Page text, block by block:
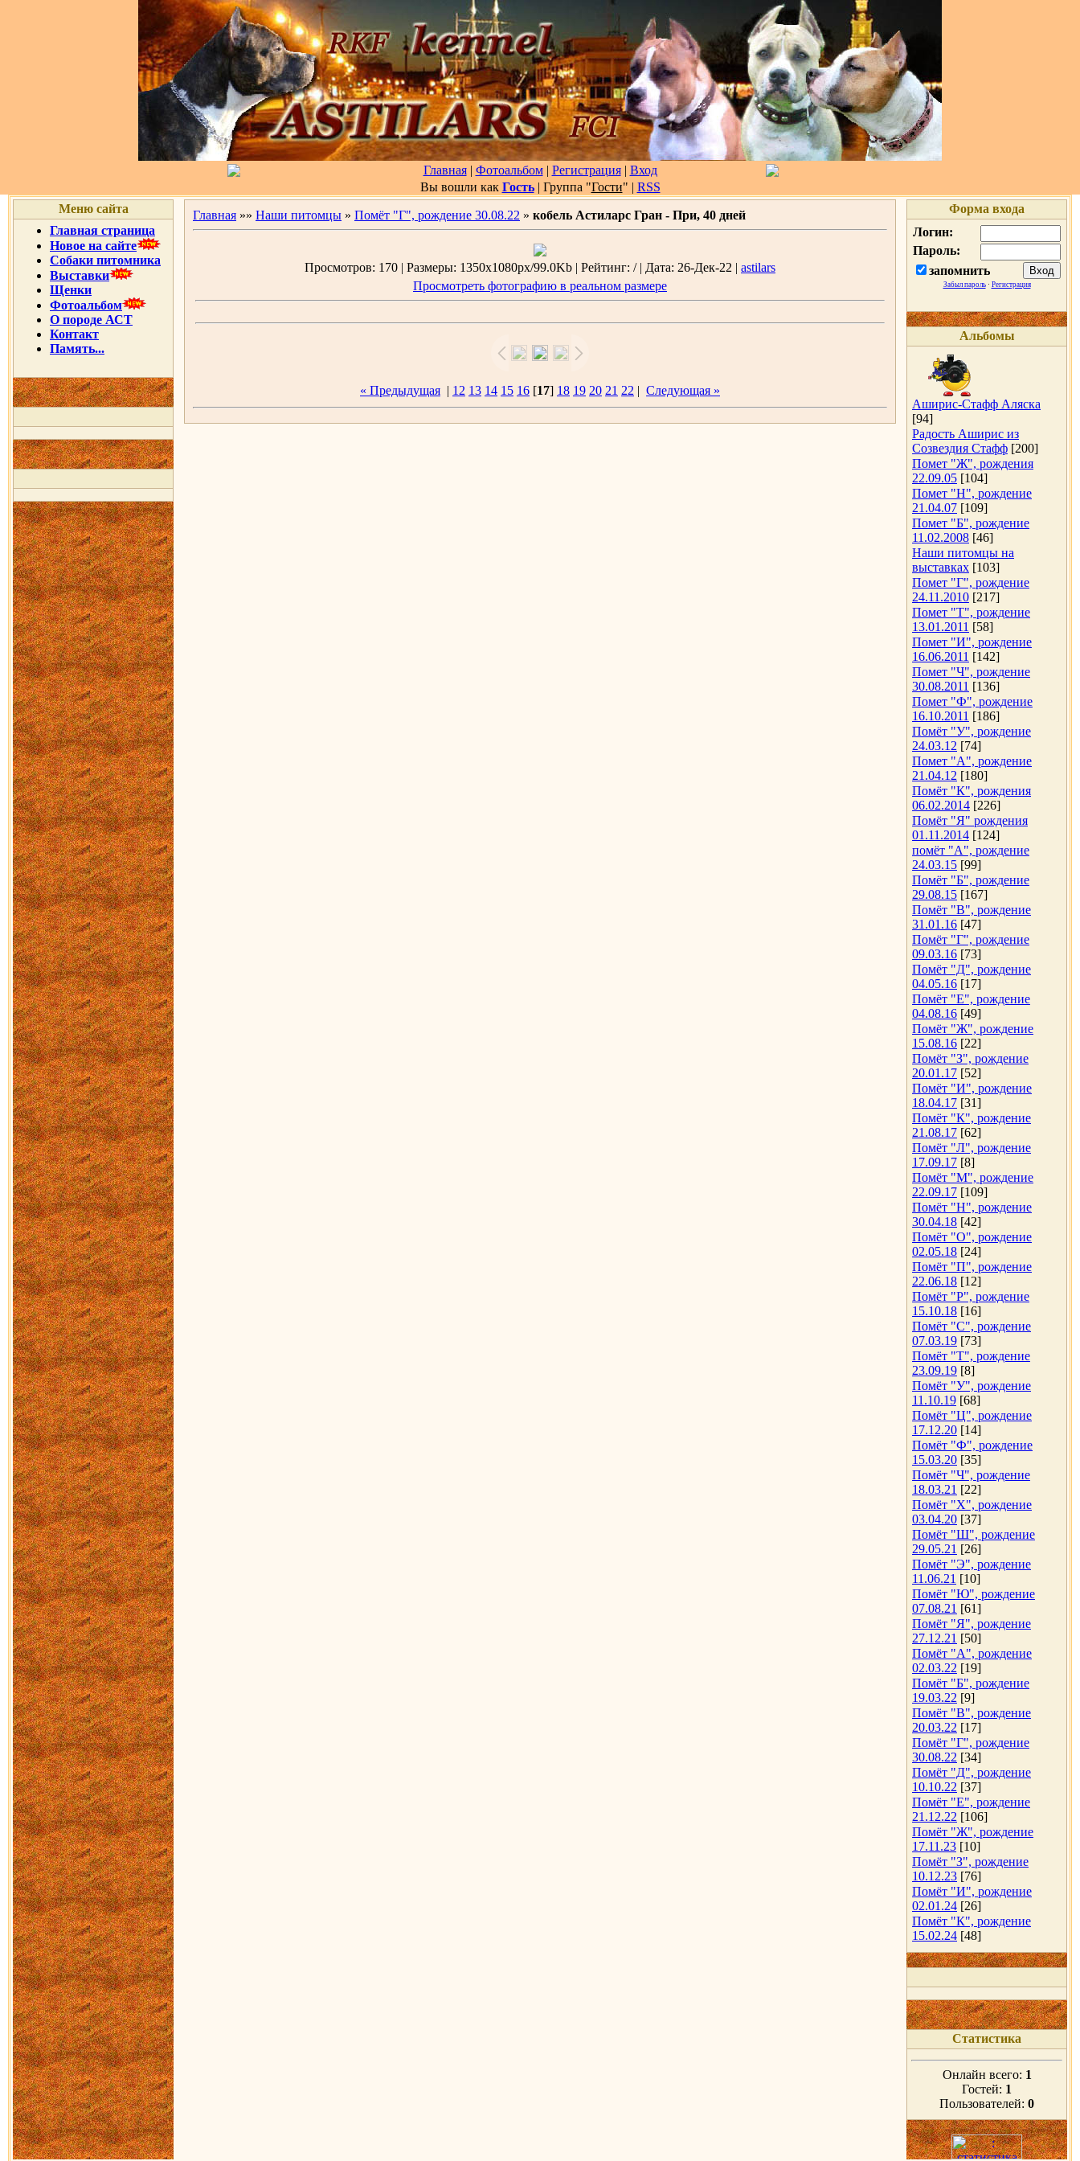
Главная| Фотоальбом| Регистрация| Вход
Вы вошли как Гость| Группа "Гости" | RSS
Меню сайта
Главная страница
Новое на сайте
Собаки питомника
Выставки
Щенки
Фотоальбом
О породе АСТ
Контакт
Память...
Главная »» Наши питомцы » Помёт "Г", рождение 30.08.22 » кобель Астиларс Гран - При, 40 дней
Просмотров: 170 | Размеры: 1350x1080px/99.0Kb | Рейтинг: / | Дата: 26-Дек-22 | astilars
Просмотреть фотографию в реальном размере
« Предыдущая | 12 13 14 15 16 [17] 18 19 20 21 22 | Следующая »
Форма входа
Логин:
Пароль:
запомнить
Забыл пароль· Регистрация
Альбомы
Аширис-Стафф Аляска
[94]
Радость Аширис из
Созвездия Стафф [200]
Помет "Ж", рождения
22.09.05 [104]
Помет "Н", рождение
21.04.07 [109]
Помет "Б", рождение
11.02.2008 [46]
Наши питомцы на
выставках [103]
Помет "Г", рождение
24.11.2010 [217]
Помет "Т", рождение
13.01.2011 [58]
Помет "И", рождение
16.06.2011 [142]
Помет "Ч", рождение
30.08.2011 [136]
Помет "Ф", рождение
16.10.2011 [186]
Помёт "У", рождение
24.03.12 [74]
Помет "А", рождение
21.04.12 [180]
Помёт "К", рождения
06.02.2014 [226]
Помёт "Я" рождения
01.11.2014 [124]
помёт "А", рождение
24.03.15 [99]
Помёт "Б", рождение
29.08.15 [167]
Помёт "В", рождение
31.01.16 [47]
Помёт "Г", рождение
09.03.16 [73]
Помёт "Д", рождение
04.05.16 [17]
Помёт "Е", рождение
04.08.16 [49]
Помёт "Ж", рождение
15.08.16 [22]
Помёт "З", рождение
20.01.17 [52]
Помёт "И", рождение
18.04.17 [31]
Помёт "К", рождение
21.08.17 [62]
Помёт "Л", рождение
17.09.17 [8]
Помёт "М", рождение
22.09.17 [109]
Помёт "Н", рождение
30.04.18 [42]
Помёт "О", рождение
02.05.18 [24]
Помёт "П", рождение
22.06.18 [12]
Помёт "Р", рождение
15.10.18 [16]
Помёт "С", рождение
07.03.19 [73]
Помёт "Т", рождение
23.09.19 [8]
Помёт "У", рождение
11.10.19 [68]
Помёт "Ц", рождение
17.12.20 [14]
Помёт "Ф", рождение
15.03.20 [35]
Помёт "Ч", рождение
18.03.21 [22]
Помёт "Х", рождение
03.04.20 [37]
Помёт "Ш", рождение
29.05.21 [26]
Помёт "Э", рождение
11.06.21 [10]
Помёт "Ю", рождение
07.08.21 [61]
Помёт "Я", рождение
27.12.21 [50]
Помёт "А", рождение
02.03.22 [19]
Помёт "Б", рождение
19.03.22 [9]
Помёт "В", рождение
20.03.22 [17]
Помёт "Г", рождение
30.08.22 [34]
Помёт "Д", рождение
10.10.22 [37]
Помёт "Е", рождение
21.12.22 [106]
Помёт "Ж", рождение
17.11.23 [10]
Помёт "З", рождение
10.12.23 [76]
Помёт "И", рождение
02.01.24 [26]
Помёт "К", рождение
15.02.24 [48]
Статистика
Онлайн всего: 1
Гостей: 1
Пользователей: 0